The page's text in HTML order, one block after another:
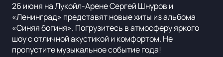
26 июня на Лукойл-Арене Сергей Шнуров и
«Ленинград» представят новые хиты из альбома
«Синяя богиня». Погрузитесь в атмосферу яркого
шоу с отличной акустикой и комфортом. Не
пропустите музыкальное событие года!